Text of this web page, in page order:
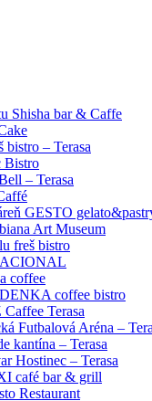
Shisha bar & Caffe
bistro – Terasa
Bistro
– Terasa
GESTO
Art Museum
freš bistro
coffee
coffee bistro
Terasa
Futbalová Aréna –
kantína – Terasa
Hostinec – Terasa
café bar & grill
Restaurant